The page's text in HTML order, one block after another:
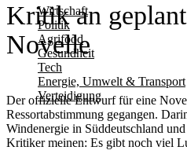
Wirtschaft
Politik
Agrifood
Gesundheit
Tech
Energie, Umwelt & Transport
Verteidigung
Kritik an
Novelle
Der offizielle Entwurf für eine
Ressortabstimmung gegangen.
Windenergie in Süddeutschland
Kritiker meinen: Es gibt noch viel